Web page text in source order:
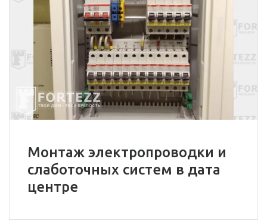
Монтаж электропроводки и
слаботочных систем в дата
центре